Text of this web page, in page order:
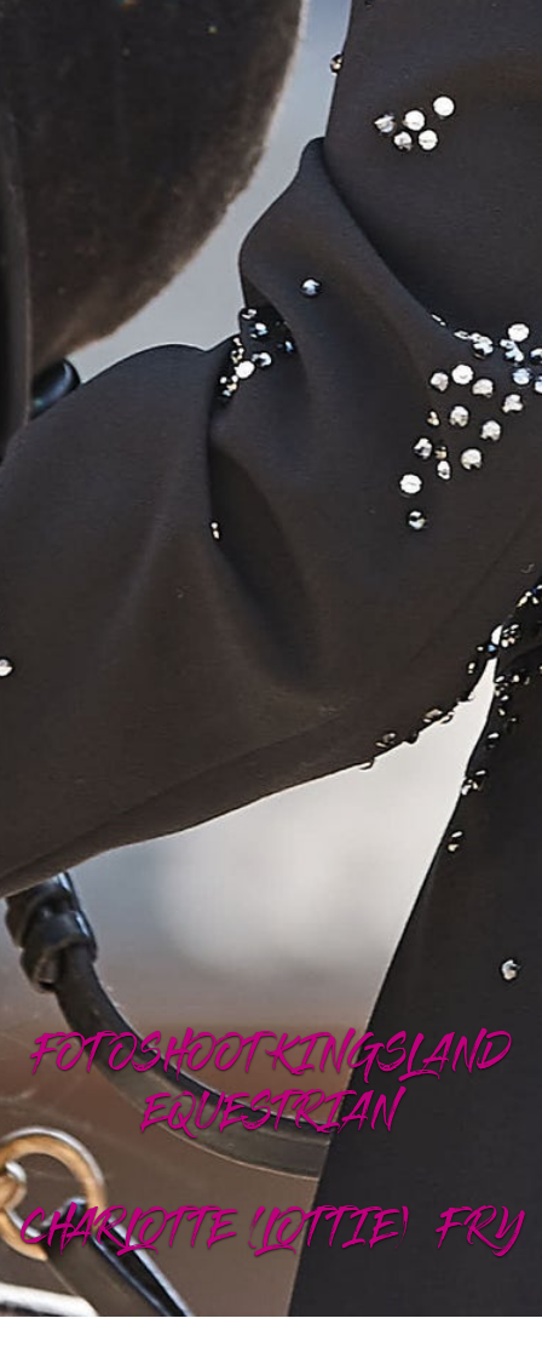
FOTOSHOOT KINGSLAND
EQUESTRIAN
CHARLOTTE (LOTTIE) FRY